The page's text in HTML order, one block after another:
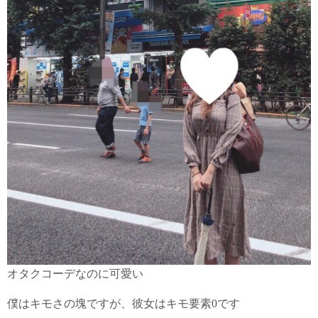
オタクコーデなのに可愛い
僕はキモさの塊ですが、彼女はキモ要素0です